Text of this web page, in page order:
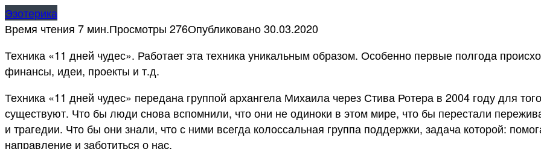
Эзотерика
Время чтения 7 мин.Просмотры 276Опубликовано30.03.2020
Техника «11 дней чудес». Работает эта техника уникальным образом. Особенно первые полгода
финансы, идеи, проекты и т.д.
Техника «11 дней чудес» передана группой архангела Михаила через Стива Ротера в 2004 году для
существуют. Что бы люди снова вспомнили, что они не одиноки в этом мире, что бы перестали
и трагедии. Что бы они знали, что с ними всегда колоссальная группа поддержки, задача которой:
направление и заботиться о нас.